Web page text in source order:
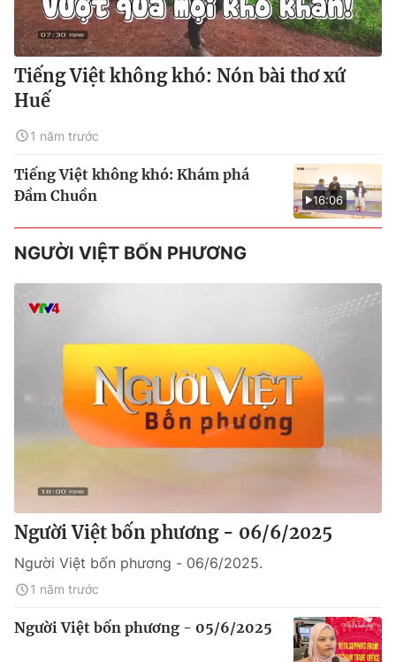
Tiếng Việt không khó: Nón bài thơ xứ
Huế
1 năm trước
16:06
Tiếng Việt không khó: Khám phá
Đầm Chuồn
NGƯỜI VIỆT BỐN PHƯƠNG
Người Việt bốn phương - 06/6/2025
Người Việt bốn phương - 06/6/2025.
1 năm trước
Người Việt bốn phương - 05/6/2025